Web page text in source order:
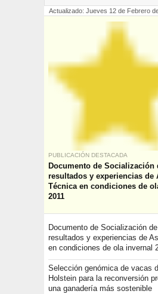
Actualizado: Jueves 12 de Febrero
PUBLICACIÓN DESTACADA
Documento de Socialización
resultados y experiencias de
Técnica en condiciones de
2011
Documento de Socialización
resultados y experiencias de
en condiciones de ola invernal
Selección genómica de vacas
Holstein para la reconversión
una ganadería más sostenible